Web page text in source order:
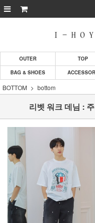
OUTER TOP
BAG & SHOES
BOTTOM bottom
리벳 워크 데님 :